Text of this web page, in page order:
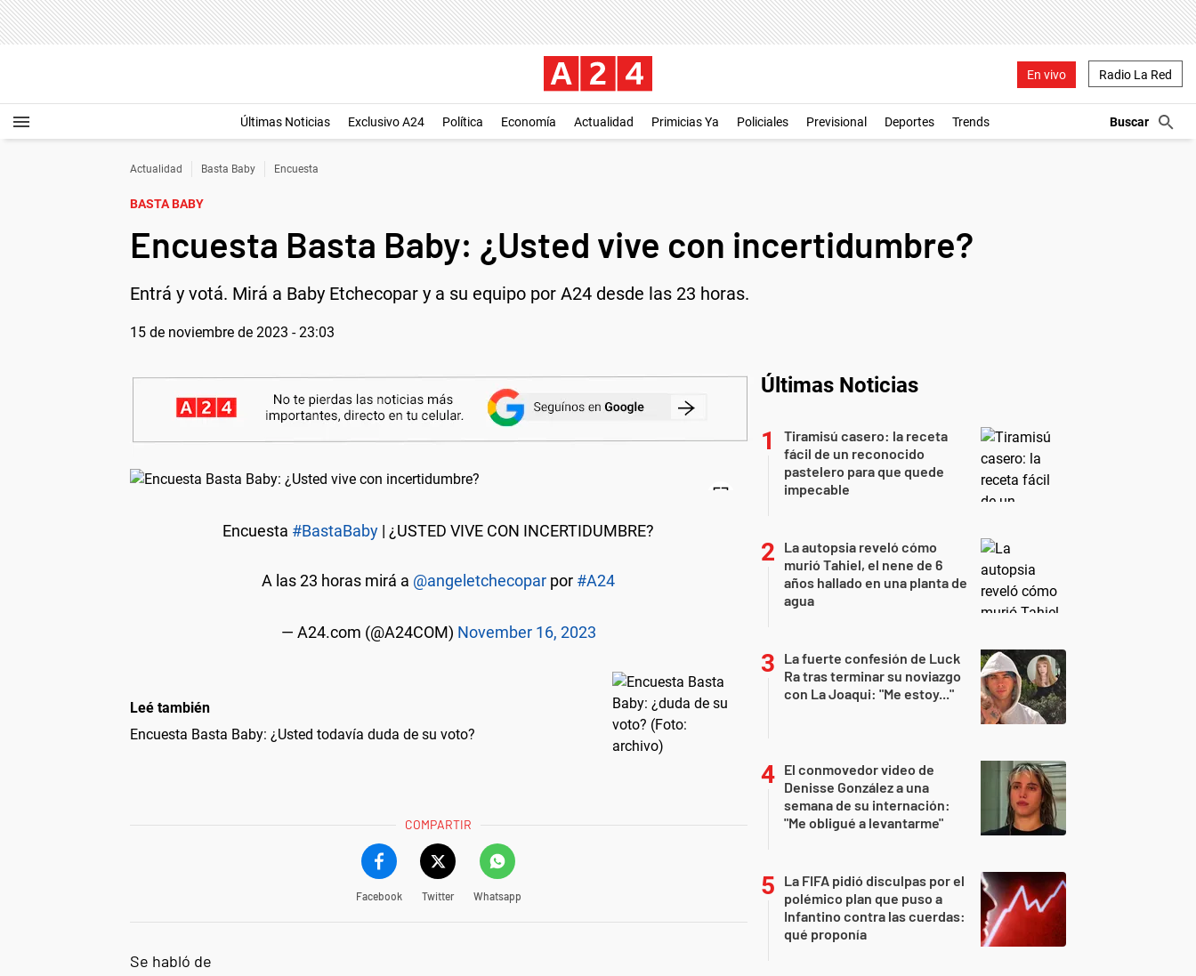
En vivo Radio La Red
Últimas Noticias Exclusivo A24 Política Economía Actualidad Primicias Ya Policiales Previsional Deportes Trends
Actualidad Basta Baby Encuesta
BASTA BABY
Encuesta Basta Baby: ¿Usted vive con incertidumbre?
Entrá y votá. Mirá a Baby Etchecopar y a su equipo por A24 desde las 23 horas.
15 de noviembre de 2023 - 23:03
Encuesta #BastaBaby | ¿USTED VIVE CON INCERTIDUMBRE?
A las 23 horas mirá a @angeletchecopar por #A24
— A24.com (@A24COM) November 16, 2023
Leé también
Encuesta Basta Baby: ¿Usted todavía duda de su voto?
COMPARTIR
Facebook Twitter Whatsapp
Se habló de
Últimas Noticias
Tiramisú casero: la receta
fácil de un reconocido
pastelero para que quede
impecable
La autopsia reveló cómo
murió Tahiel, el nene de 6
años hallado en una planta de
agua
La fuerte confesión de Luck
Ra tras terminar su noviazgo
con La Joaqui: "Me estoy..."
El conmovedor video de
Denisse González a una
semana de su internación:
"Me obligué a levantarme"
La FIFA pidió disculpas por el
polémico plan que puso a
Infantino contra las cuerdas:
qué proponía